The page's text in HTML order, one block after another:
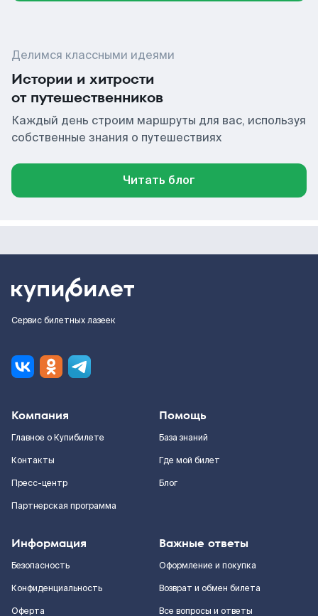
Делимся классными идеями
Истории и хитрости
от путешественников
Каждый день строим маршруты для вас, используя
собственные знания о путешествиях
Читать блог
Сервис билетных лазеек
Компания
Главное о Купибилете
Контакты
Пресс-центр
Партнерская программа
Помощь
База знаний
Где мой билет
Блог
Информация
Безопасность
Конфиденциальность
Оферта
Важные ответы
Оформление и покупка
Возврат и обмен билета
Все вопросы и ответы